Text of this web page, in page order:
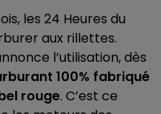
les 24 Heures du
aux rillettes.
l’utilisation, dès
100% fabriqué
rouge. C’est ce